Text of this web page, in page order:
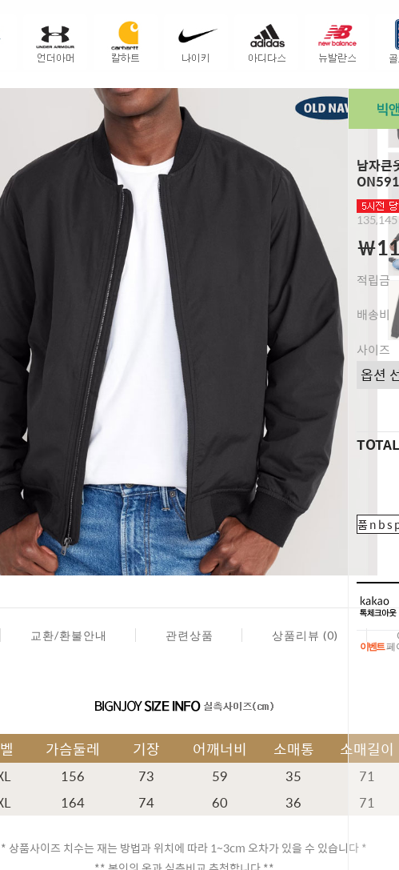
남자큰
135,145
￦
적립금
배송비
사이즈
TOTAL
품
이벤트페
교환/환불안내 관련상품 상품리뷰 (0)
가슴둘레 기장 어깨너비 소매통 소매길이
156 73 59 35 71
164 74 60 36 71
* 상품사이즈 치수는 재는 방법과 위치에 따라 1~3cm 오차가 있을 수 있습니다 *